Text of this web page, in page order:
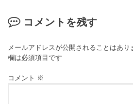
コメントを残す
メールアドレスが公開されることはあり
欄は必須項目です
コメント ※